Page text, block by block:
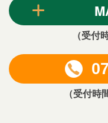
（受付
（受付時